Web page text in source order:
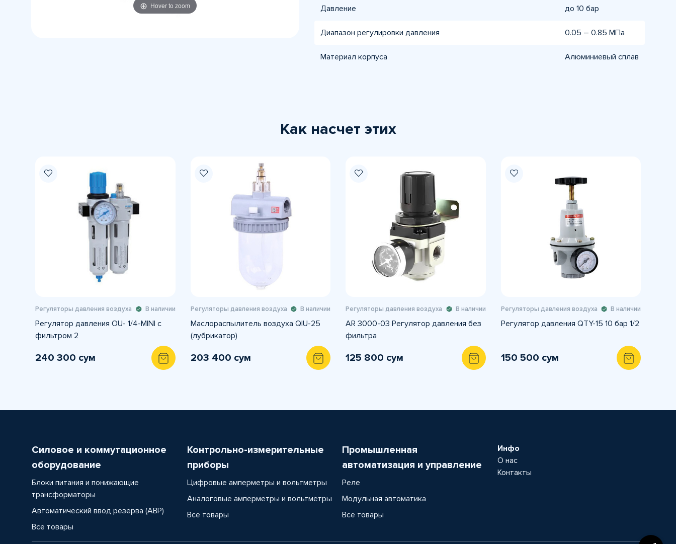
Hover to zoom Давление до 10 бар
Диапазон регулировки давления 0.05 – 0.85 МПа
Материал корпуса Алюминиевый сплав
Как насчет этих
Регуляторы давления воздуха В наличии
Регулятор давления OU- 1/4-MINI с
фильтром 2
240 300 сум
Регуляторы давления воздуха В наличии
Маслораспылитель воздуха QIU-25
(лубрикатор)
203 400 сум
Регуляторы давления воздуха В наличии
AR 3000-03 Регулятор давления без
фильтра
125 800 сум
Регуляторы давления воздуха В наличии
Регулятор давления QTY-15 10 бар 1/2
150 500 сум
Силовое и коммутационное
оборудование
Блоки питания и понижающие
трансформаторы
Автоматический ввод резерва (АВР)
Все товары
Контрольно-измерительные
приборы
Цифровые амперметры и вольтметры
Аналоговые амперметры и вольтметры
Все товары
Промышленная
автоматизация и управление
Реле
Модульная автоматика
Все товары
Инфо
О нас
Контакты